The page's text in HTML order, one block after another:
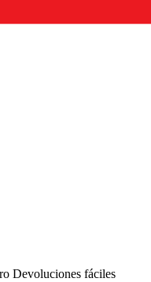
Devoluciones fáciles